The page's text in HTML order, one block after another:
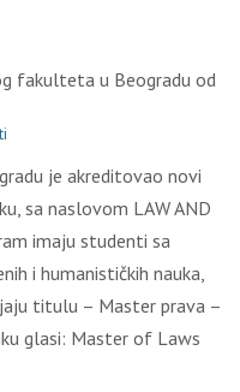
fakulteta u Beogradu od
je akreditovao novi
sa naslovom LAW AND
imaju studenti sa
i humanističkih nauka,
titulu – Master prava –
glasi: Master of Laws